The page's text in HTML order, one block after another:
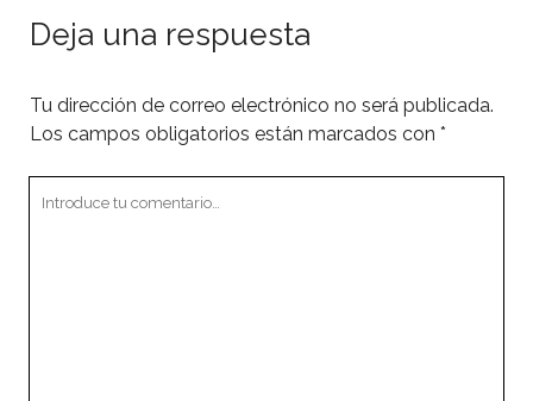
Deja una respuesta
Tu dirección de correo electrónico no será publicada.
Los campos obligatorios están marcados con *